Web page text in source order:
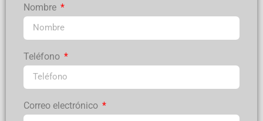
Nombre
Teléfono
Correo electrónico